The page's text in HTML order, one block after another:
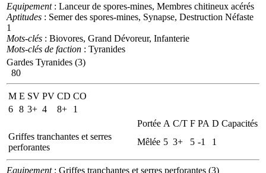
Equipement: Lanceur de spores-mines, Membres chitineux acérés
Aptitudes : Semer des spores-mines, Synapse, Destruction Néfaste
1
Mots-clés : Biovores, Grand Dévoreur, Infanterie
Mots-clés de faction : Tyranides
Gardes Tyranides (3)
80
M E SV PV CD CO
6 8 3+ 4 8+
1
Portée A C/T F PA D Capacités
Griffes tranchantes et serres
perforantes
Mêlée 5 3+ 5 -1 1
Equipement: Griffes tranchantes et serres perforantes (3)